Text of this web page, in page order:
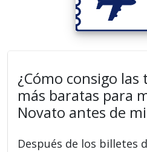
¿Cómo consigo
más baratas para
Novato antes de
Después de los billetes